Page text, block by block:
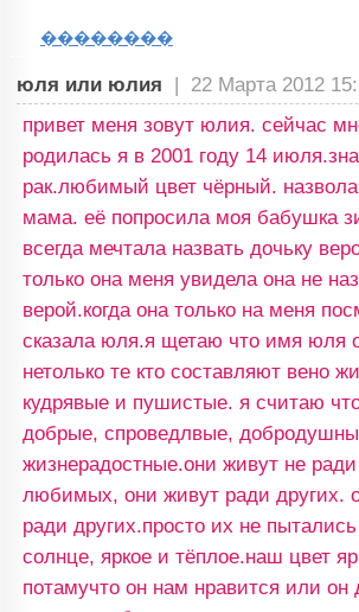
��������
юля или юлия | 22 Марта 2012
привет меня зовут юлия. сейчас
родилась я в 2001 году 14
рак.любимый цвет чёрный.
мама. её попросила моя бабушка
всегда мечтала назвать дочьку
только она меня увидела она не
верой.когда она только на меня
сказала юля.я щетаю что имя юля
нетолько те кто составляют вено
кудрявые и пушистые. я считаю
добрые, спроведлвые,
жизнерадостные.они живут не
любимых, они живут ради других.
ради других.просто их не
солнце, яркое и тёплое.наш цвет
потамучто он нам нравится или он